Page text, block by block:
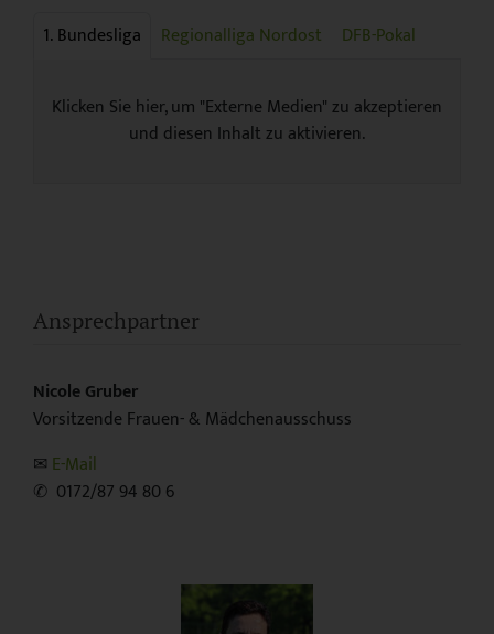
1. Bundesliga Regionalliga Nordost DFB-Pokal
Klicken Sie hier, um "Externe Medien" zu akzeptieren
und diesen Inhalt zu aktivieren.
Ansprechpartner
Nicole Gruber
Vorsitzende Frauen- & Mädchenausschuss
✉︎ E-Mail
✆ 0172/87 94 80 6